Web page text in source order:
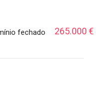
fechado 265.000 €